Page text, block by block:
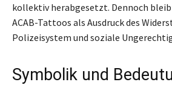
kollektiv herabgesetzt. Dennoch
ACAB-Tattoos als Ausdruck des
Polizeisystem und soziale
Symbolik und